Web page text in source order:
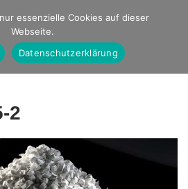
2
essenzielle Cookies auf dieser
Webseite.
Datenschutzerklärung